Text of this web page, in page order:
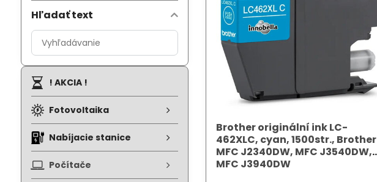
Brother originální ink LC-
462XLC, cyan, 1500str., Brother
MFC J2340DW, MFC J3540DW,
MFC J3940DW
Hľadať text
Prehľadať
výsledky
filtra
fulltextom
! AKCIA !
Fotovoltaika
Nabíjacie stanice
Počítače